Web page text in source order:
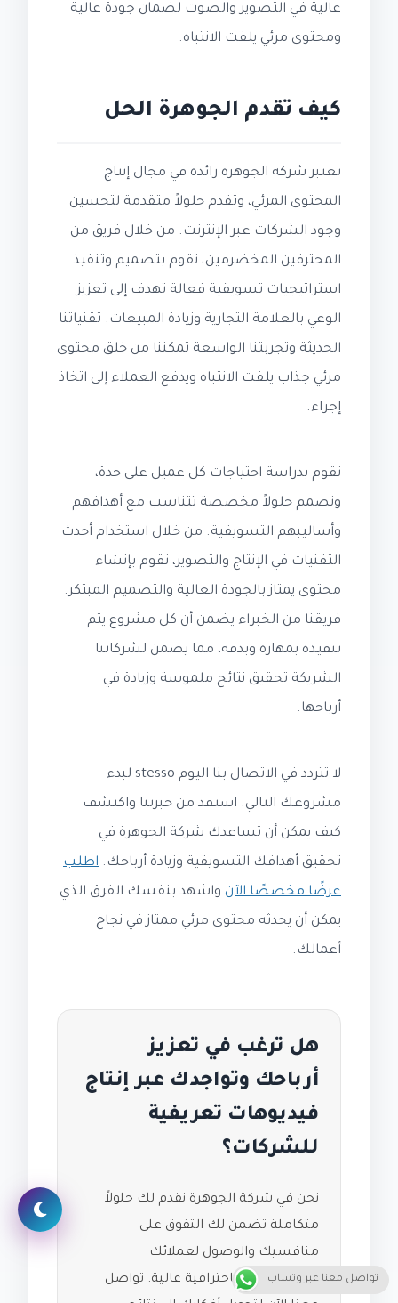
عالية في التصوير والصوت لضمان جودة عالية
ومحتوى مرئي يلفت الانتباه.
كيف تقدم الجوهرة الحل
تعتبر شركة الجوهرة رائدة في مجال إنتاج
المحتوى المرئي، وتقدم حلولاً متقدمة لتحسين
وجود الشركات عبر الإنترنت. من خلال فريق من
المحترفين المخضرمين، نقوم بتصميم وتنفيذ
استراتيجيات تسويقية فعالة تهدف إلى تعزيز
الوعي بالعلامة التجارية وزيادة المبيعات. تقنياتنا
الحديثة وتجربتنا الواسعة تمكننا من خلق محتوى
مرئي جذاب يلفت الانتباه ويدفع العملاء إلى اتخاذ
إجراء.
نقوم بدراسة احتياجات كل عميل على حدة،
ونصمم حلولاً مخصصة تتناسب مع أهدافهم
وأساليبهم التسويقية. من خلال استخدام أحدث
التقنيات في الإنتاج والتصوير، نقوم بإنشاء
محتوى يمتاز بالجودة العالية والتصميم المبتكر.
فريقنا من الخبراء يضمن أن كل مشروع يتم
تنفيذه بمهارة وبدقة، مما يضمن لشركاتنا
الشريكة تحقيق نتائج ملموسة وزيادة في
أرباحها.
لا تتردد في الاتصال بنا اليوم stesso لبدء
مشروعك التالي. استفد من خبرتنا واكتشف
كيف يمكن أن تساعدك شركة الجوهرة في
تحقيق أهدافك التسويقية وزيادة أرباحك. اطلب
عرضًا مخصصًا الآن واشهد بنفسك الفرق الذي
يمكن أن يحدثه محتوى مرئي ممتاز في نجاح
أعمالك.
هل ترغب في تعزيز
أرباحك وتواجدك عبر إنتاج
فيديوهات تعريفية
للشركات؟
نحن في شركة الجوهرة نقدم لك حلولاً
متكاملة تضمن لك التفوق على
منافسيك والوصول لعملائك
المستهدفين باحترافية عالية. تواصلتواصل معنا عبر وتساب